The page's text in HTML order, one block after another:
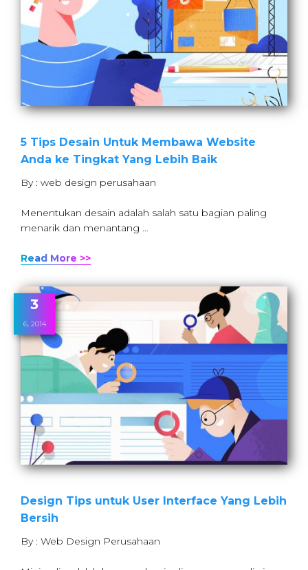
5 Tips Desain Untuk Membawa Website
Anda ke Tingkat Yang Lebih Baik
By : web design perusahaan
Menentukan desain adalah salah satu bagian paling
menarik dan menantang …
Read More >>
3
6, 2014
Design Tips untuk User Interface Yang Lebih
Bersih
By : Web Design Perusahaan